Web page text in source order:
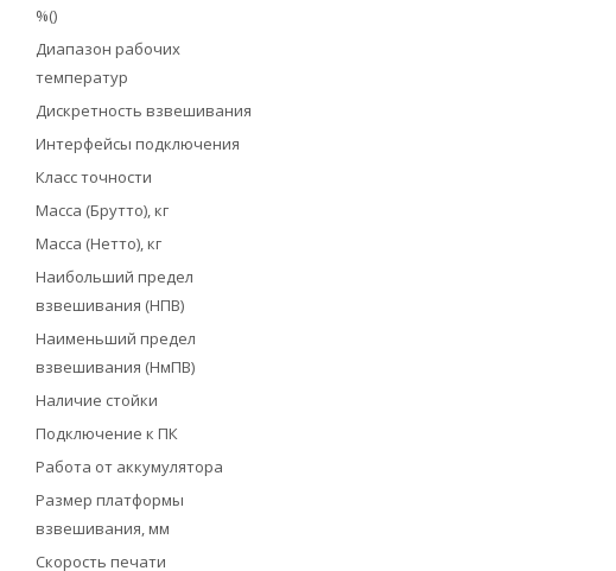
%()
Диапазон рабочих
температур
Дискретность взвешивания
Интерфейсы подключения
Класс точности
Масса (Брутто), кг
Масса (Нетто), кг
Наибольший предел
взвешивания (НПВ)
Наименьший предел
взвешивания (НмПВ)
Наличие стойки
Подключение к ПК
Работа от аккумулятора
Размер платформы
взвешивания, мм
Скорость печати